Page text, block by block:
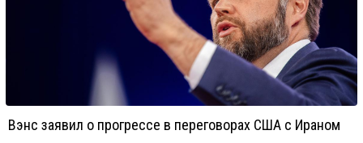
Вэнс заявил о прогрессе в переговорах США с Ираном